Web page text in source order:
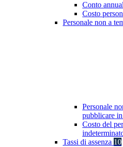
Conto
Costo
Personale non a
Personale
pubblicare
Costo del
Tassi di assenza 10